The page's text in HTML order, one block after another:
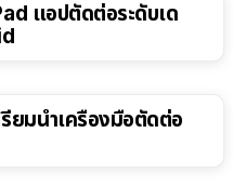
แอปตัดต่อระดับเด
ยมนำเครื่องมือตัดต่อ